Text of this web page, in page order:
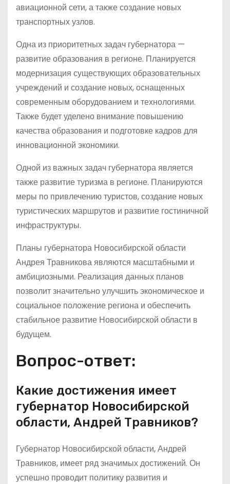
авиационной сети, а также создание новых
транспортных узлов.
Одна из приоритетных задач губернатора —
развитие образования в регионе. Планируется
модернизация существующих образовательных
учреждений и создание новых, оснащенных
современным оборудованием и технологиями.
Также будет уделено внимание повышению
качества образования и подготовке кадров для
инновационной экономики.
Одной из важных задач губернатора является
также развитие туризма в регионе. Планируются
меры по привлечению туристов, создание новых
туристических маршрутов и развитие гостиничной
инфраструктуры.
Планы губернатора Новосибирской области
Андрея Травникова являются масштабными и
амбициозными. Реализация данных планов
позволит значительно улучшить экономическое и
социальное положение региона и обеспечить
стабильное развитие Новосибирской области в
будущем.
Вопрос-ответ:
Какие достижения имеет
губернатор Новосибирской
области, Андрей Травников?
Губернатор Новосибирской области, Андрей
Травников, имеет ряд значимых достижений. Он
успешно проводит политику развития и